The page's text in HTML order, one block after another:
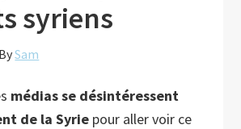
Banksy
syriens
BySam
médias se désintéressent
de la Syrie pour aller voir ce